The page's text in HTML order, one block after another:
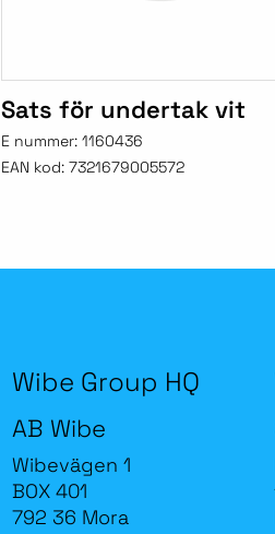
Sats för undertak vit
E nummer: 1160436
EAN kod: 7321679005572
Wibe Group HQ
AB Wibe
Wibevägen 1
BOX 401
792 36 Mora